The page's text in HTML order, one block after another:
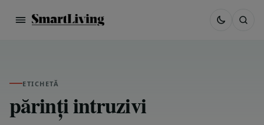
ETICHETĂ
părinți intruzivi